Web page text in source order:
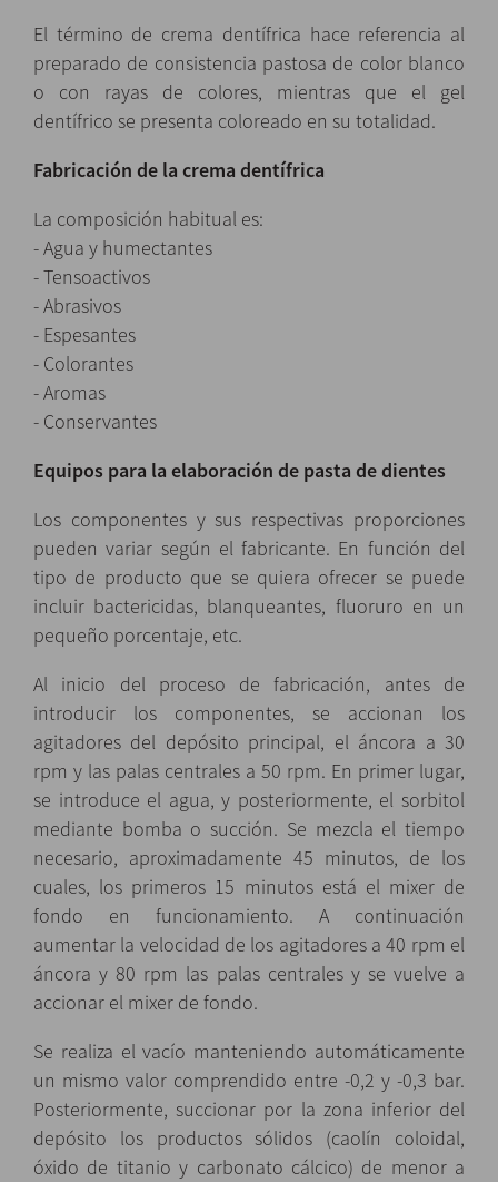
El término de crema dentífrica hace referencia al
preparado de consistencia pastosa de color blanco
o con rayas de colores, mientras que el gel
dentífrico se presenta coloreado en su totalidad.
Fabricación de la crema dentífrica
La composición habitual es:
- Agua y humectantes
- Tensoactivos
- Abrasivos
- Espesantes
- Colorantes
- Aromas
- Conservantes
Equipos para la elaboración de pasta de dientes
Los componentes y sus respectivas proporciones
pueden variar según el fabricante. En función del
tipo de producto que se quiera ofrecer se puede
incluir bactericidas, blanqueantes, fluoruro en un
pequeño porcentaje, etc.
Al inicio del proceso de fabricación, antes de
introducir los componentes, se accionan los
agitadores del depósito principal, el áncora a 30
rpm y las palas centrales a 50 rpm. En primer lugar,
se introduce el agua, y posteriormente, el sorbitol
mediante bomba o succión. Se mezcla el tiempo
necesario, aproximadamente 45 minutos, de los
cuales, los primeros 15 minutos está el mixer de
fondo en funcionamiento. A continuación
aumentar la velocidad de los agitadores a 40 rpm el
áncora y 80 rpm las palas centrales y se vuelve a
accionar el mixer de fondo.
Se realiza el vacío manteniendo automáticamente
un mismo valor comprendido entre -0,2 y -0,3 bar.
Posteriormente, succionar por la zona inferior del
depósito los productos sólidos (caolín coloidal,
óxido de titanio y carbonato cálcico) de menor a